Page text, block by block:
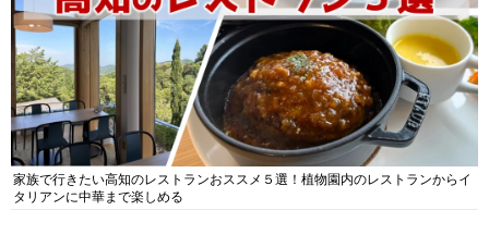
家族で行きたい高知のレストランおススメ５選！植物園内のレストランからイ
タリアンに中華まで楽しめる